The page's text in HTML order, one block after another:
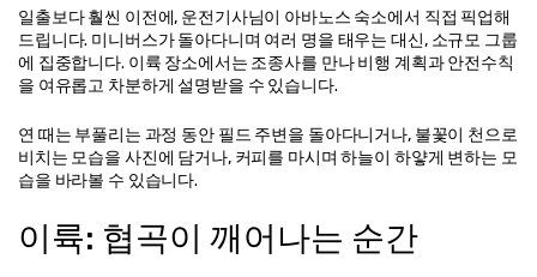
일출보다 훨씬 이전에, 운전기사님이 아바노스 숙소에서 직접 픽업해
드립니다. 미니버스가 돌아다니며 여러 명을 태우는 대신, 소규모 그룹
에 집중합니다. 이륙 장소에서는 조종사를 만나 비행 계획과 안전수칙
을 여유롭고 차분하게 설명받을 수 있습니다.
연 때는 부풀리는 과정 동안 필드 주변을 돌아다니거나, 불꽃이 천으로
비치는 모습을 사진에 담거나, 커피를 마시며 하늘이 하얗게 변하는 모
습을 바라볼 수 있습니다.
이륙: 협곡이 깨어나는 순간